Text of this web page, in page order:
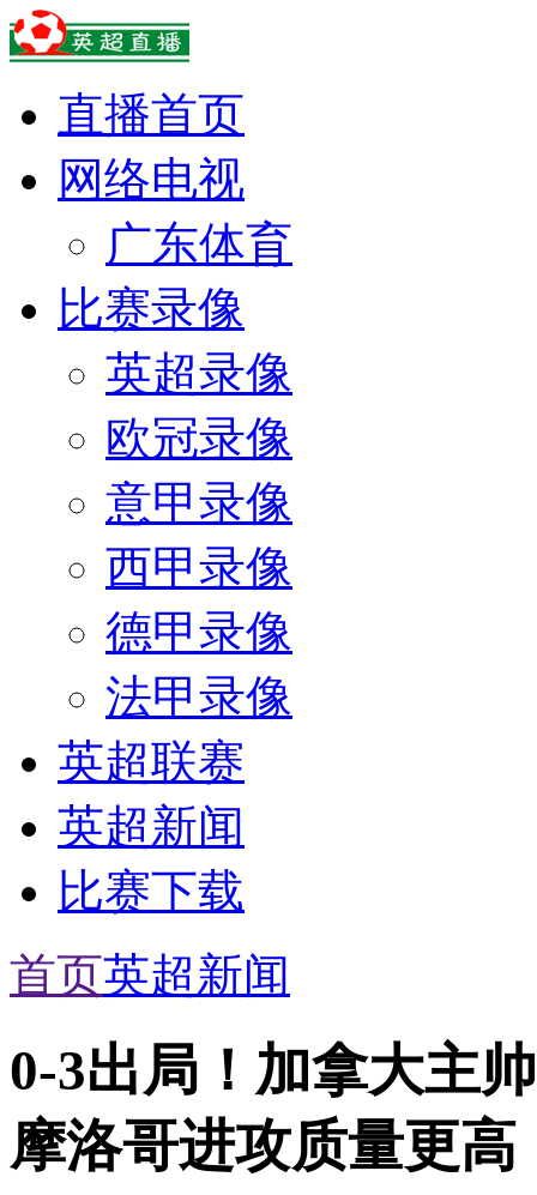
直播首页
网络电视
广东体育
比赛录像
英超录像
欧冠录像
意甲录像
西甲录像
德甲录像
法甲录像
英超联赛
英超新闻
比赛下载
首页英超新闻
0-3出局！加拿大主
摩洛哥进攻质量更高